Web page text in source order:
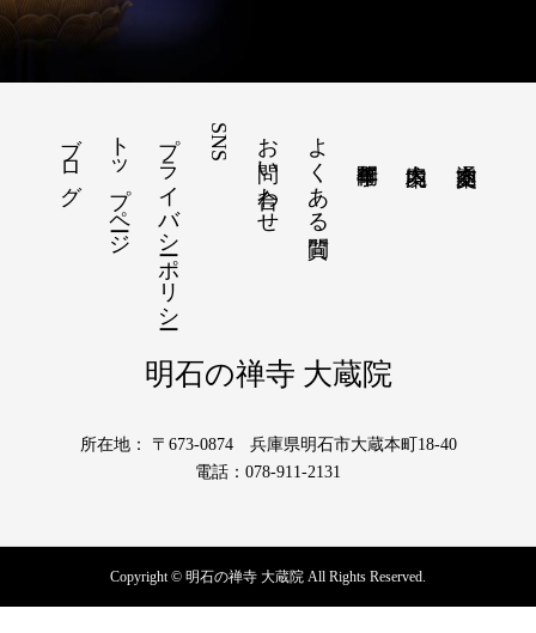
よくある質問
お問い合わせ
SNS
プライバシーポリシー
トップページ
ブログ
明石の禅寺 大蔵院
所在地： 〒673-0874 兵庫県明石市大蔵本町18-40
電話：078-911-2131
Copyright © 明石の禅寺 大蔵院 All Rights Reserved.